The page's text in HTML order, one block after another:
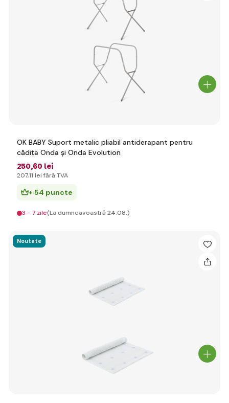
OK BABY Suport metalic pliabil antiderapant pentru
cădița Onda și Onda Evolution
250,60 lei
207,11 lei fără TVA
+ 54 puncte
3 - 7 zile(La dumneavoastră 24.08.)
Noutate